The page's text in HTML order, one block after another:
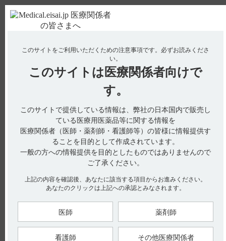
使用期限検索 Drug Information
No : 18853
【レケンビ】 製品名の由来を教えてください。
【レケンビ】
製品名の由来を教えてください。
インタビューフォームには、製品名の由来について以下の記載
があります。（引用1）
一般名であるレカネマブ（Lecanemab）と、健やかさ・美しさ
（健美）をイメージした「QEMBI」を組み合わせて
「LEQEMBI」とした。
このサイトをご利用いただくための注意事項です。 必ずお読みくださ
い。
このサイトは 医療関係者向けで
す。
このサイトで提供している情報は、弊社の日本国内で販売し
ている医療用医薬品等に関する情報を
医療関係者（医師・薬剤師・看護師等）の皆様に情報提供す
ることを目的として作成されています。
一般の方への情報提供を目的としたものではありませんので
ご了承ください。
上記の内容を確認後、あなたに該当する項目からお進みください。
あなたのクリックは上記への承認とみなされます。
医師 薬剤師
看護師 その他医療関係者